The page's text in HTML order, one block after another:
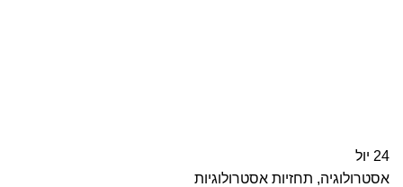
24 יול
אסטרולוגיה, תחזיות אסטרולוגיות